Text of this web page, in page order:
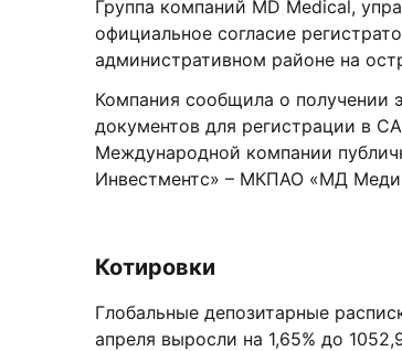
Группа компаний MD Medical,
официальное согласие
административном районе на
Компания сообщила о получении
документов для регистрации в
Международной компании
Инвестментс» – МКПАО «МД
Котировки
Глобальные депозитарные
апреля выросли на 1,65% до